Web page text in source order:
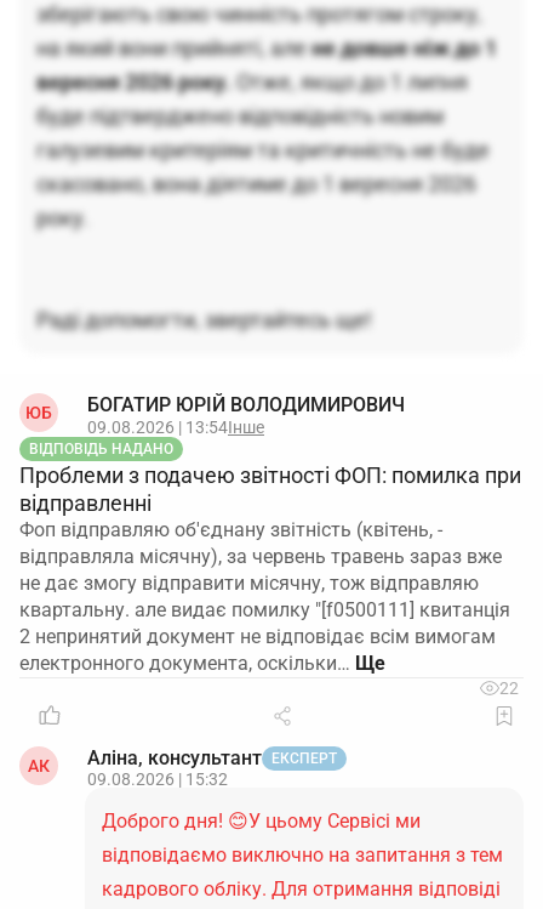
зберігають свою чинність протягом строку,
на який вони прийняті, алене довше ніж до 1
вересня 2026 року. Отже, якщо до 1 липня
буде підтверджено відповідність новим
галузевим критеріям та критичність не буде
скасовано, вона діятиме до 1 вересня 2026
року.
Раді допомогти, звертайтесь ще!
ЮБ БОГАТИР ЮРІЙ ВОЛОДИМИРОВИЧ
09.08.2026 | 13:54Інше
ВІДПОВІДЬ НАДАНО
Проблеми з подачею звітності ФОП: помилка при
відправленні
Фоп відправляю об'єднану звітність (квітень, -
відправляла місячну), за червень травень зараз вже
не дає змогу відправити місячну, тож відправляю
квартальну. але видає помилку "[f0500111] квитанція
2 непринятий документ не відповідає всім вимогам
електронного документа, оскільки…
22
АК Аліна, консультант ЕКСПЕРТ
09.08.2026 | 15:32
Доброго дня! 😊У цьому Сервісі ми
відповідаємо виключно на запитання з тем
кадрового обліку. Для отримання відповіді